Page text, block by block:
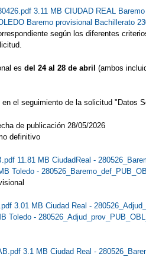
3.11 MB CIUDAD REAL
Baremo provisional Bachillerato
según los diferentes
es del 24 al 28 de abril (ambos
el seguimiento de la solicitud "Datos
de publicación 28/05/2026
definitivo
11.81 MB CiudadReal -
Toledo -
3.01 MB Ciudad Real -
Toledo -
3.1 MB Ciudad Real -